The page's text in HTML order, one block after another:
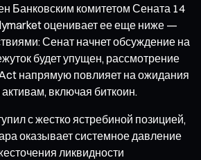
Банковским комитетом Сената 14
оценивает ее еще ниже —
Сенат начнет обсуждение на
будет упущен, рассмотрение
напрямую повлияет на ожидания
включая биткоин.
с жестко ястребиной позицией,
оказывает системное давление
ликвидности